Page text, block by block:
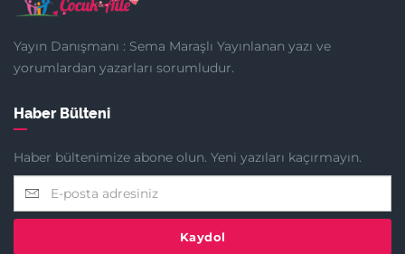
Yayın Danışmanı : Sema Maraşlı Yayınlanan yazı ve
yorumlardan yazarları sorumludur.
Haber Bülteni
Haber bültenimize abone olun. Yeni yazıları kaçırmayın.
Kaydol